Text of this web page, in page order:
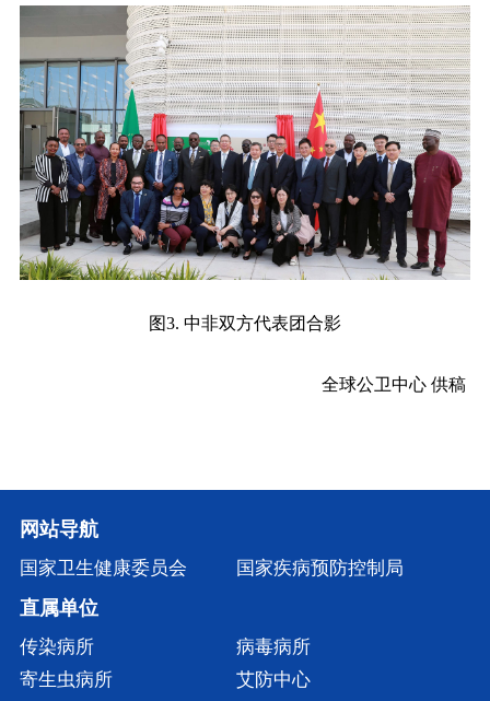
图3. 中非双方代表团合影
全球公卫中心 供稿
网站导航
国家卫生健康委员会 国家疾病预防控制局
直属单位
传染病所
病毒病所
寄生虫病所
艾防中心